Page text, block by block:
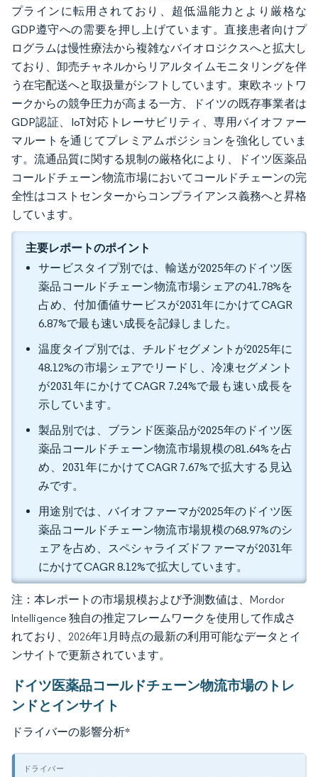
プラインに転用されており、超低温能力とより厳格な
GDP遵守への需要を押し上げています。直接患者向けプ
ログラムは慢性療法から複雑なバイオロジクスへと拡大し
ており、卸売チャネルからリアルタイムモニタリングを伴
う在宅配送へと取扱量がシフトしています。東欧ネットワ
ークからの競争圧力が高まる一方、ドイツの既存事業者は
GDP認証、IoT対応トレーサビリティ、専用バイオファー
マルートを通じてプレミアムポジションを強化していま
す。流通品質に関する規制の厳格化により、ドイツ医薬品
コールドチェーン物流市場においてコールドチェーンの完
全性はコストセンターからコンプライアンス義務へと昇格
しています。
主要レポートのポイント
サービスタイプ別では、輸送が2025年のドイツ医
薬品コールドチェーン物流市場シェアの41.78%を
占め、付加価値サービスが2031年にかけてCAGR
6.87%で最も速い成長を記録しました。
温度タイプ別では、チルドセグメントが2025年に
48.12%の市場シェアでリードし、冷凍セグメント
が2031年にかけてCAGR 7.24%で最も速い成長を
示しています。
製品別では、ブランド医薬品が2025年のドイツ医
薬品コールドチェーン物流市場規模の81.64%を占
め、2031年にかけてCAGR 7.67%で拡大する見込
みです。
用途別では、バイオファーマが2025年のドイツ医
薬品コールドチェーン物流市場規模の68.97%のシ
ェアを占め、スペシャライズドファーマが2031年
にかけてCAGR 8.12%で拡大しています。
注：本レポートの市場規模および予測数値は、Mordor
Intelligence 独自の推定フレームワークを使用して作成さ
れており、2026年1月時点の最新の利用可能なデータとイ
ンサイトで更新されています。
ドイツ医薬品コールドチェーン物流市場のトレ
ンドとインサイト
ドライバーの影響分析*